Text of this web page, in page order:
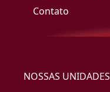
Contato
NOSSAS UNIDADES